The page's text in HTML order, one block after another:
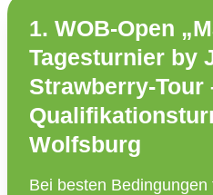
1. WOB-Open
Tagesturnier by
Strawberry-
Wolfsburg
Bei besten